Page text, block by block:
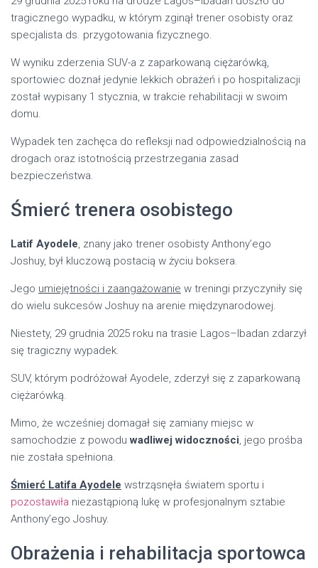
tragicznego wypadku, w którym zginął trener osobisty oraz
specjalista ds. przygotowania fizycznego.
W wyniku zderzenia SUV-a z zaparkowaną ciężarówką,
sportowiec doznał jedynie lekkich obrażeń i po hospitalizacji
został wypisany 1 stycznia, w trakcie rehabilitacji w swoim
domu.
Wypadek ten zachęca do refleksji nad odpowiedzialnością na
drogach oraz istotnością przestrzegania zasad
bezpieczeństwa.
Śmierć trenera osobistego
Latif Ayodele, znany jako trener osobisty Anthony’ego
Joshuy, był kluczową postacią w życiu boksera.
Jego umiejętności i zaangażowanie w treningi przyczyniły się
do wielu sukcesów Joshuy na arenie międzynarodowej.
Niestety, 29 grudnia 2025 roku na trasie Lagos–Ibadan zdarzył
się tragiczny wypadek.
SUV, którym podróżował Ayodele, zderzył się z zaparkowaną
ciężarówką.
Mimo, że wcześniej domagał się zamiany miejsc w
samochodzie z powoduwadliwej widoczności, jego prośba
nie została spełniona.
Śmierć Latifa Ayodele wstrząsnęła światem sportu i
pozostawiła niezastąpioną lukę w profesjonalnym sztabie
Anthony’ego Joshuy.
Obrażenia i rehabilitacja sportowca